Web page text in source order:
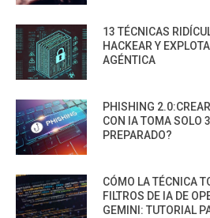
13 TÉCNICAS
HACKEAR Y
AGÉNTICA
PHISHING
CON IA TOMA SOLO
PREPARADO?
CÓMO LA TÉCNICA
FILTROS DE IA DE
GEMINI: TUTORIAL